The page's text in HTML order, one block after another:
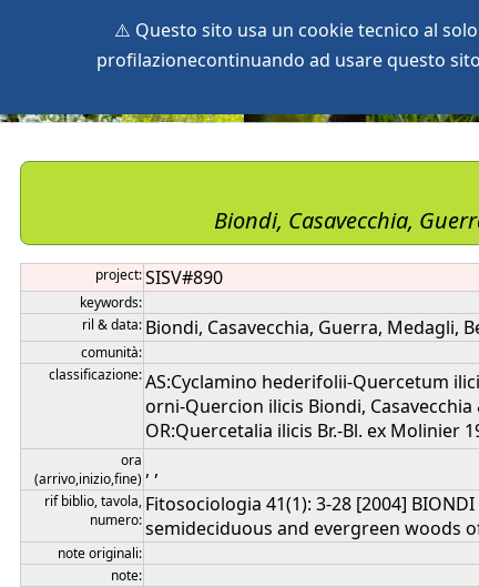
⚠️ Questo sito usa un cookie tecnico al
profilazionecontinuando ad usare questo
Biondi, Casavecchia,
project:SISV#890
keywords:
ril & data: Biondi, Casavecchia, Guerra, Medagli,
comunità:
classificazione:AS:Cyclamino hederifolii-Quercetum
orni-Quercion ilicis Biondi,
OR:Quercetalia ilicis Br.-Bl. ex Molinier
ora
(arrivo,inizio,fine) , ,
rif biblio, tavola,
numero:
Fitosociologia 41(1): 3-28 [2004] BIONDI
semideciduous and evergreen woods
note originali:
note: